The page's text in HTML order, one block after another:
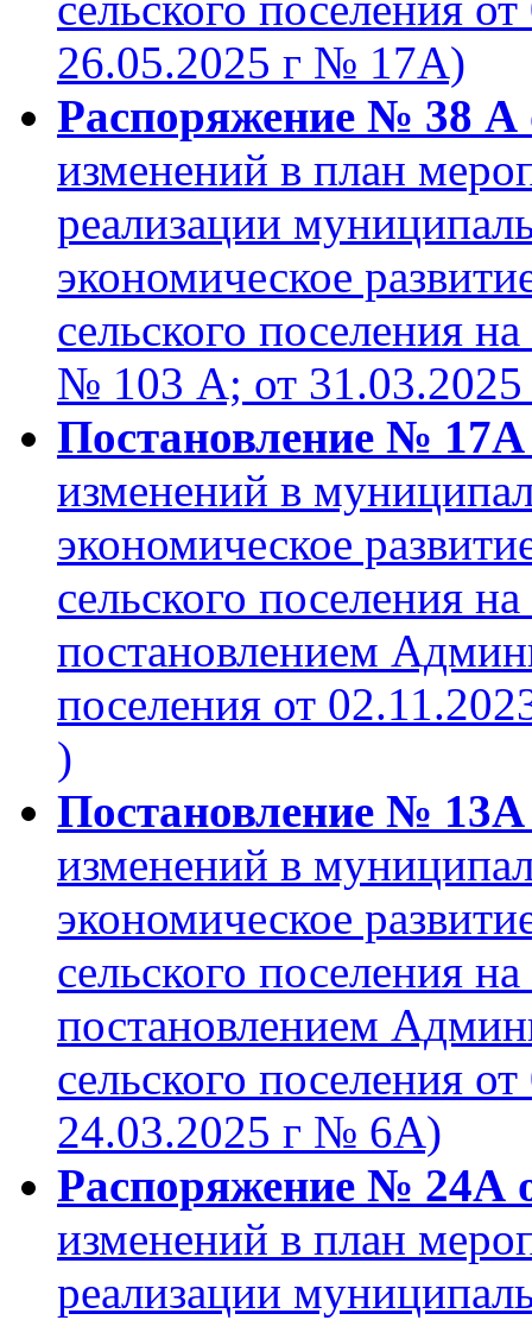
26.05.2025 г № 17А)
Распоряжение № 38 А
изменений в план
реализации
экономическое
сельского поселения
№ 103 А; от
Постановление № 17А
изменений в
экономическое
сельского поселения
постановлением
поселения от
)
Постановление № 13А
изменений в
экономическое
сельского поселения
постановлением
сельского поселения
24.03.2025 г № 6А)
Распоряжение № 24А
изменений в план
реализации